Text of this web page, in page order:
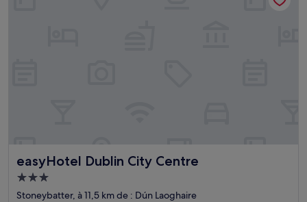
easyHotel Dublin City Centre
easyHotel Dublin City Centre
Hébergement
3.0 étoiles
Stoneybatter, à 11,5 km de : Dún Laoghaire